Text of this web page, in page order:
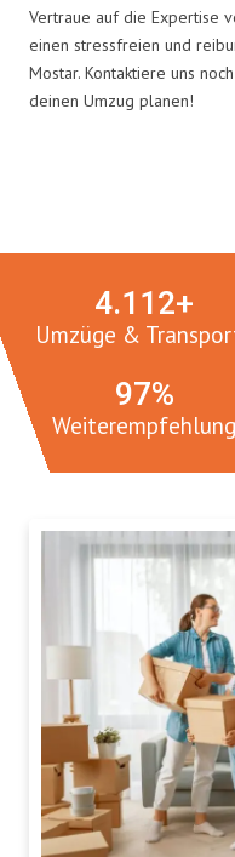
Vertraue auf die Expertise
einen stressfreien und
Mostar. Kontaktiere uns
deinen Umzug planen!
Umzüge &
4.112+
Weiterempfehlung
100%